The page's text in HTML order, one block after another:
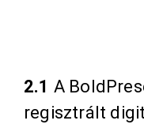
2.1 A
regisztrált